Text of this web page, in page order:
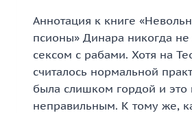
Аннотация к книге
псионы» Динара никогда не
сексом с рабами. Хотя на
считалось нормальной
была слишком гордой и это
неправильным. К тому же,